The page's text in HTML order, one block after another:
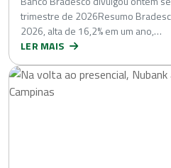
trimestre de 2026Resumo
2026, alta de 16,2% em um ano,…
LER MAIS